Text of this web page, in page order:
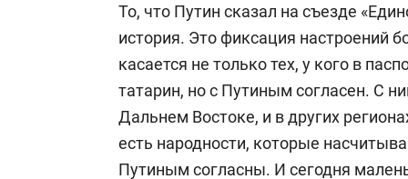
августа 2014 года — председатель
Республики, генеральный
международных санкционных
канала «Политджойстик».
Родился 20 января 1964 года в
То, что Путин сказал на съезде
история. Это фиксация настроений
касается не только тех, у кого в
татарин, но с Путиным согласен. С
Дальнем Востоке, и в других
есть народности, которые
Путиным согласны. И сегодня